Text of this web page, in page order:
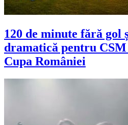
120 de minute fără gol
dramatică pentru CSM
Cupa României